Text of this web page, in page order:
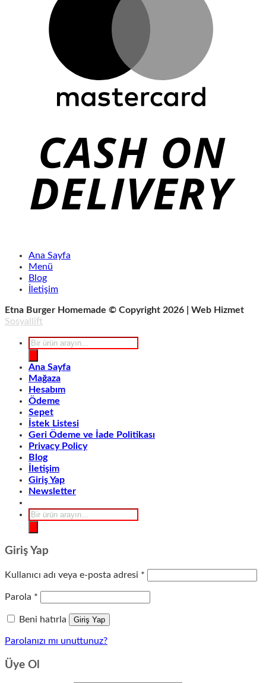
Ana Sayfa
Menü
Blog
İletişim
Etna Burger Homemade © Copyright 2026 | Web Hizmet
Sosyallift
Products
search
Ana Sayfa
Mağaza
Hesabım
Ödeme
Sepet
İstek Listesi
Geri Ödeme ve İade Politikası
Privacy Policy
Blog
İletişim
Giriş Yap
Newsletter
Products
search
Giriş Yap
Kullanıcı adı veya e-posta adresi *
Parola *
Beni hatırla Giriş Yap
Parolanızı mı unuttunuz?
Üye Ol